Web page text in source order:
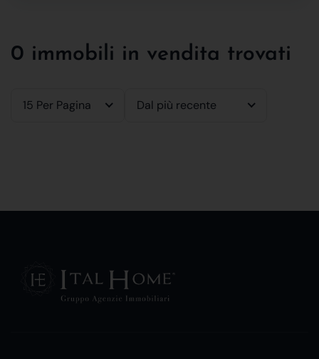
0 immobili in vendita trovati
15 Per Pagina Dal più recente